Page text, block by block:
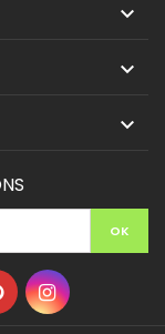


